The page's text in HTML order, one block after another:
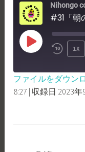
Nihongo
#31「朝
PLAY
10
1X
SHARE
ファイルをダウン
8:27 | 収録日 2023年